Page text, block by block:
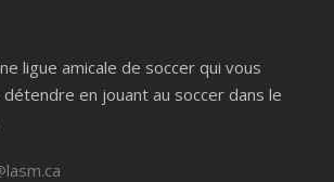
ligue amicale de soccer qui vous
en jouant au soccer dans le